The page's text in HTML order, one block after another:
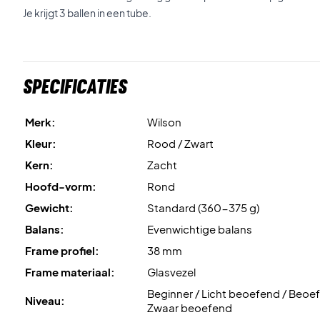
Je krijgt 3 ballen in een tube.
Specificaties
Merk:
Wilson
Kleur:
Rood / Zwart
Kern:
Zacht
Hoofd-vorm:
Rond
Gewicht:
Standard (360-375 g)
Balans:
Evenwichtige balans
Frame profiel:
38 mm
Frame materiaal:
Glasvezel
Niveau:
Beginner / Licht beoefend /
Zwaar beoefend